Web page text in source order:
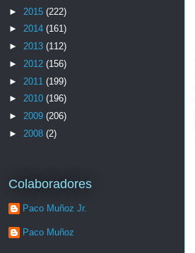
► 2015 (222)
► 2014 (161)
► 2013 (112)
► 2012 (156)
► 2011 (199)
► 2010 (196)
► 2009 (206)
► 2008 (2)
Colaboradores
Paco Muñoz Jr.
Paco Muñoz